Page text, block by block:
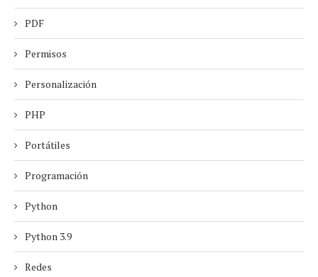
PDF
Permisos
Personalización
PHP
Portátiles
Programación
Python
Python 3.9
Redes